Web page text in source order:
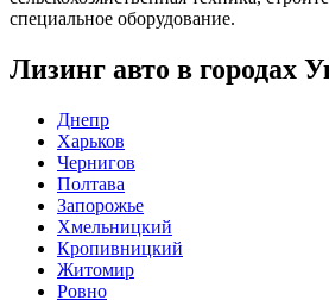
специальное оборудование.
Лизинг авто в городах
Днепр
Харьков
Чернигов
Полтава
Запорожье
Хмельницкий
Кропивницкий
Житомир
Ровно